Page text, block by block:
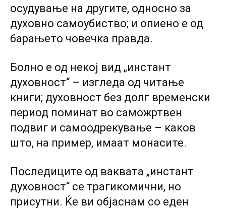
осудување на другите, односно за
духовно самоубиство; и опиено е од
барањето човечка правда.
Болно е од некој вид „инстант
духовност“ – изгледа од читање
книги; духовност без долг временски
период поминат во саможртвен
подвиг и самоодрекување – каков
што, на пример, имаат монасите.
Последиците од ваквата „инстант
духовност“ се трагикомични, но
присутни. Ќе ви објаснам со еден